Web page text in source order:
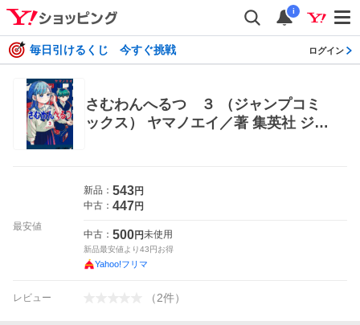
i
毎日引けるくじ 今すぐ挑戦 ログイン
さむわんへるつ ３ （ジャンプコミ
ックス） ヤマノエイ／著 集英社 ジャ
最安値
新品： 543円
中古： 447円
中古： 500円未使用
新品最安値より43円お得
Yahoo!フリマ
レビュー （2件）